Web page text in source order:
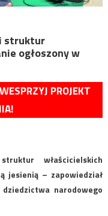
struktur
ogłoszony w
PROJEKT
właścicielskich
jesienią – zapowiedział
narodowego